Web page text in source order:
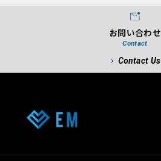
お問い合わせ
Contact
Contact Us